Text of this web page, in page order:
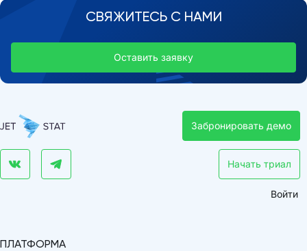
СВЯЖИТЕСЬ С НАМИ
Оставить заявку
Забронировать демо
Начать триал
Войти
ПЛАТФОРМА